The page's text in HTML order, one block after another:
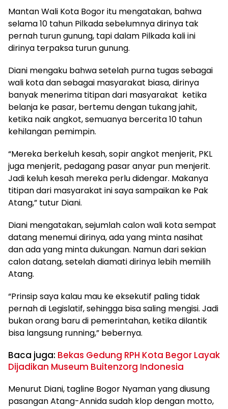
Mantan Wali Kota Bogor itu mengatakan, bahwa
selama 10 tahun Pilkada sebelumnya dirinya tak
pernah turun gunung, tapi dalam Pilkada kali ini
dirinya terpaksa turun gunung.
Diani mengaku bahwa setelah purna tugas sebagai
wali kota dan sebagai masyarakat biasa, dirinya
banyak menerima titipan dari masyarakat ketika
belanja ke pasar, bertemu dengan tukang jahit,
ketika naik angkot, semuanya bercerita 10 tahun
kehilangan pemimpin.
“Mereka berkeluh kesah, sopir angkot menjerit, PKL
juga menjerit, pedagang pasar anyar pun menjerit.
Jadi keluh kesah mereka perlu didengar. Makanya
titipan dari masyarakat ini saya sampaikan ke Pak
Atang,” tutur Diani.
Diani mengatakan, sejumlah calon wali kota sempat
datang menemui dirinya, ada yang minta nasihat
dan ada yang minta dukungan. Namun dari sekian
calon datang, setelah diamati dirinya lebih memilih
Atang.
“Prinsip saya kalau mau ke eksekutif paling tidak
pernah di Legislatif, sehingga bisa saling mengisi. Jadi
bukan orang baru di pemerintahan, ketika dilantik
bisa langsung running,” bebernya.
Baca juga: Bekas Gedung RPH Kota Begor Layak
Dijadikan Museum Buitenzorg Indonesia
Menurut Diani, tagline Bogor Nyaman yang diusung
pasangan Atang-Annida sudah klop dengan motto,